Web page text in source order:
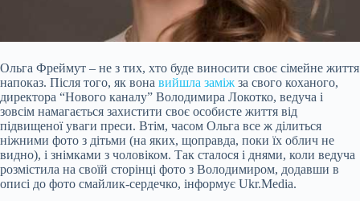
Ольга Фреймут – не з тих, хто буде виносити своє сімейне життя
напоказ. Після того, як вона вийшла заміж за свого коханого,
директора “Нового каналу” Володимира Локотко, ведуча і
зовсім намагається захистити своє особисте життя від
підвищеної уваги преси. Втім, часом Ольга все ж ділиться
ніжними фото з дітьми (на яких, щоправда, поки їх облич не
видно), і знімками з чоловіком. Так сталося і днями, коли ведуча
розмістила на своїй сторінці фото з Володимиром, додавши в
описі до фото смайлик-сердечко, інформує Ukr.Media.